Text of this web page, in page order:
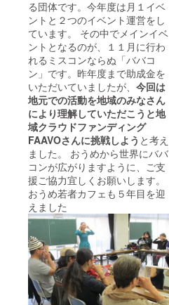
る団体です。今年度は月１イベ
ントと２つのイベント運営をし
ています。 その中でメインイベ
ントとなるのが、１１月に行わ
れるミスコンならぬ「ババコ
ン」です。昨年度まで助成金を
いただいていましたが、 今回は
地元での活動を地域のみなさん
により理解していただこうと地
域クラウドファンディング
FAAVOさんに挑戦しよう と考え
ました。 おうめから世界にババ
コンが広がりますように、ご支
援ご協力宜しくお願いします。
おうめ若者カフェも５年目を迎
えました